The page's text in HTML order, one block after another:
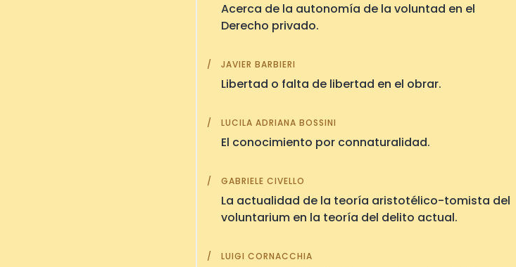
Acerca de la autonomía de la voluntad en el
Derecho privado.
JAVIER BARBIERI
Libertad o falta de libertad en el obrar.
LUCILA ADRIANA BOSSINI
El conocimiento por connaturalidad.
GABRIELE CIVELLO
La actualidad de la teoría aristotélico-tomista del
voluntarium en la teoría del delito actual.
LUIGI CORNACCHIA